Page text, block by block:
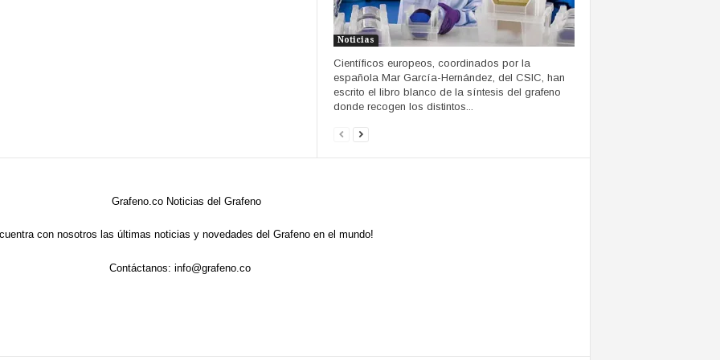
Noticias
Científicos europeos, coordinados por la
española Mar García-Hernández, del CSIC, han
escrito el libro blanco de la síntesis del grafeno
donde recogen los distintos...
con nosotros las últimas noticias y novedades del Grafeno en el mundo!
Contáctanos: info@grafeno.co